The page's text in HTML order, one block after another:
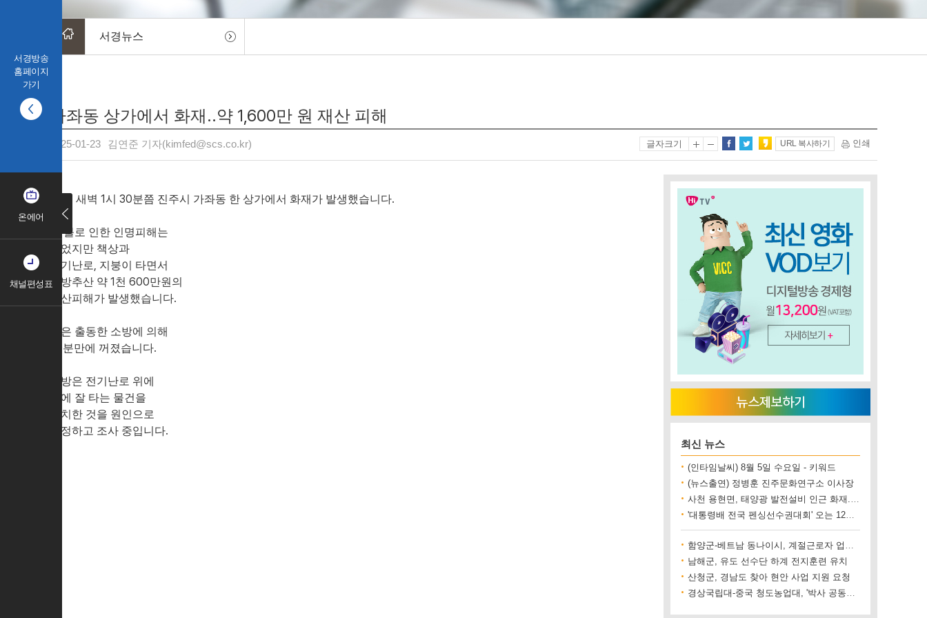
서경방송
홈페이지
가기
온에어
채널편성표
서경뉴스
가좌동 상가에서 화재..약 1,600만 원 재산 피해
2025-01-23 김연준 기자(kimfed@scs.co.kr) 글자크기 URL 복사하기 인쇄
23일 새벽 1시 30분쯤 진주시 가좌동 한 상가에서 화재가 발생했습니다.
이 불로 인한 인명피해는
없었지만 책상과
전기난로, 지붕이 타면서
소방추산 약 1천 600만원의
재산피해가 발생했습니다.
불은 출동한 소방에 의해
30분만에 꺼졌습니다.
소방은 전기난로 위에
불에 잘 타는 물건을
방치한 것을 원인으로
추정하고 조사 중입니다.
최신 뉴스
(인타임날씨) 8월 5일 수요일 - 키워드
(뉴스출연) 정병훈 진주문화연구소 이사장
사천 용현면, 태양광 발전설비 인근 화재..재산 피해 500만 원 상당
'대통령배 전국 펜싱선수권대회' 오는 12일 진주에서 개최
함양군-베트남 동나이시, 계절근로자 업무협약 체결
남해군, 유도 선수단 하계 전지훈련 유치
산청군, 경남도 찾아 현안 사업 지원 요청
경상국립대-중국 청도농업대, '박사 공동양성' 업무협약 체결